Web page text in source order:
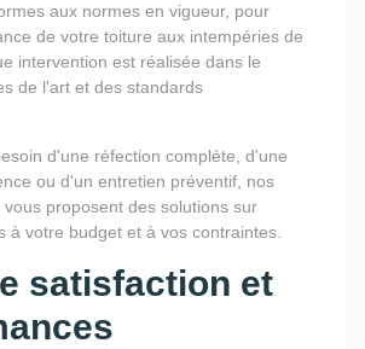
aux normes en vigueur, pour
de votre toiture aux intempéries de
intervention est réalisée dans le
de l'art et des standards
d'une réfection complète, d'une
ou d'un entretien préventif, nos
proposent des solutions sur
à votre budget et à vos contraintes.
satisfaction et